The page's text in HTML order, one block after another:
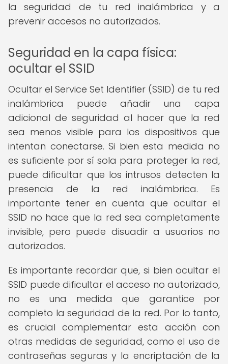
la seguridad de tu red inalámbrica y a
prevenir accesos no autorizados.
Seguridad en la capa física:
ocultar el SSID
Ocultar el Service Set Identifier (SSID) de tu red
inalámbrica puede añadir una capa
adicional de seguridad al hacer que la red
sea menos visible para los dispositivos que
intentan conectarse. Si bien esta medida no
es suficiente por sí sola para proteger la red,
puede dificultar que los intrusos detecten la
presencia de la red inalámbrica. Es
importante tener en cuenta que ocultar el
SSID no hace que la red sea completamente
invisible, pero puede disuadir a usuarios no
autorizados.
Es importante recordar que, si bien ocultar el
SSID puede dificultar el acceso no autorizado,
no es una medida que garantice por
completo la seguridad de la red. Por lo tanto,
es crucial complementar esta acción con
otras medidas de seguridad, como el uso de
contraseñas seguras y la encriptación de la